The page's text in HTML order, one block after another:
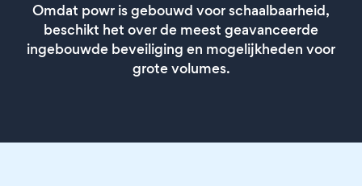
Omdat powr is gebouwd voor schaalbaarheid,
beschikt het over de meest geavanceerde
ingebouwde beveiliging en mogelijkheden voor
grote volumes.